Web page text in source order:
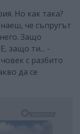
Но как така?
че съпругът
Защо
защо ти... -
с разбито
да се